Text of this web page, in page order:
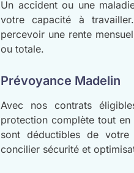
Un accident ou une
votre capacité à
percevoir une rente
ou totale.
Prévoyance Madelin
Avec nos contrats
protection complète tout
sont déductibles de
concilier sécurité et